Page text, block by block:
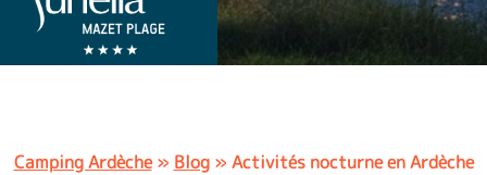
Camping Ardèche» Blog» Activités nocturne en Ardèche